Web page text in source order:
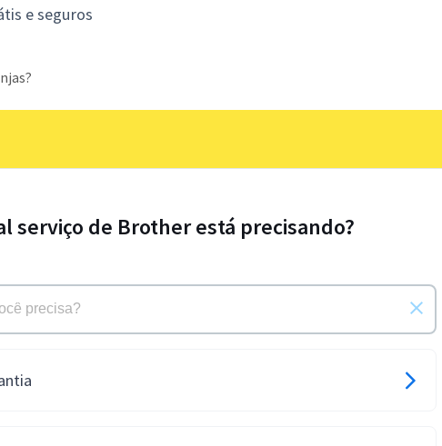
e seguros
serviço de Brother está precisando?